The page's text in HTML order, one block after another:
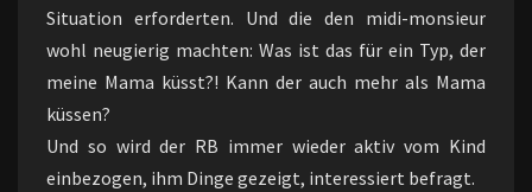
Situation erforderten. Und die den midi-monsieur
wohl neugierig machten: Was ist das für ein Typ, der
meine Mama küsst?! Kann der auch mehr als Mama
küssen?
Und so wird der RB immer wieder aktiv vom Kind
einbezogen, ihm Dinge gezeigt, interessiert befragt.